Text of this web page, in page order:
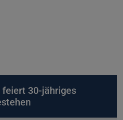
feiert 30-jähriges